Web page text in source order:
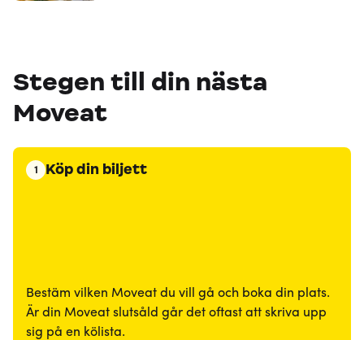
Stegen till din nästa
Moveat
1 Köp din biljett
Bestäm vilken Moveat du vill gå och boka din plats.
Är din Moveat slutsåld går det oftast att skriva upp
sig på en kölista.